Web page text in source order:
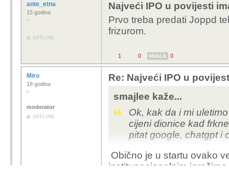
ante_etna
15 godina
OFFLINE
Najveći IPO u povijesti
Prvo treba predati Joppd
frizurom.
1 0 HVALA 0
Miro
18 godina
moderator
OFFLINE
Re: Najveći IPO u
smajlee kaže...
Ok, kak da i mi
cijeni dionice kad
pitat google, chatgpt i
Obično je u startu ovako
institunacionalnim